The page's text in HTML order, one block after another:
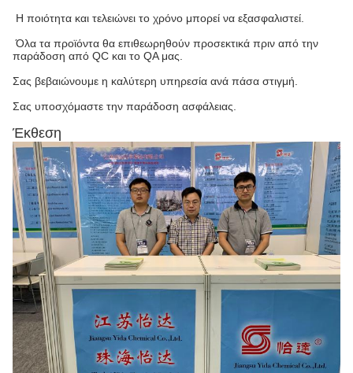
Η ποιότητα και τελειώνει το χρόνο μπορεί να εξασφαλιστεί.
Όλα τα προϊόντα θα επιθεωρηθούν προσεκτικά πριν από την
παράδοση από QC και το QA μας.
Σας βεβαιώνουμε η καλύτερη υπηρεσία ανά πάσα στιγμή.
Σας υποσχόμαστε την παράδοση ασφάλειας.
Έκθεση